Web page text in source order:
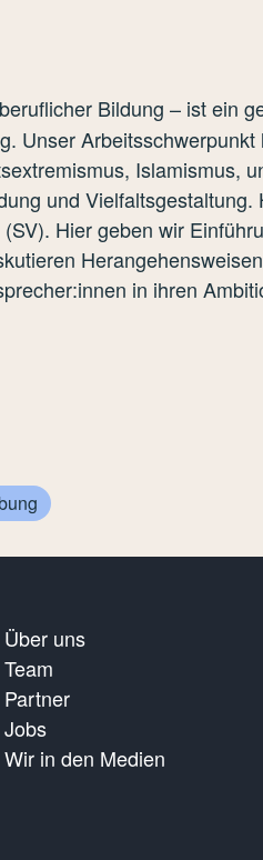
Bildung – ist ein
Unser
Islamismus,
und
Hier geben wir
in ihren
Über uns
Team
Partner
Jobs
Wir in den Medien